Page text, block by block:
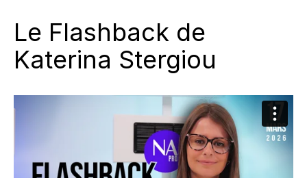
Le Flashback de
Katerina Stergiou